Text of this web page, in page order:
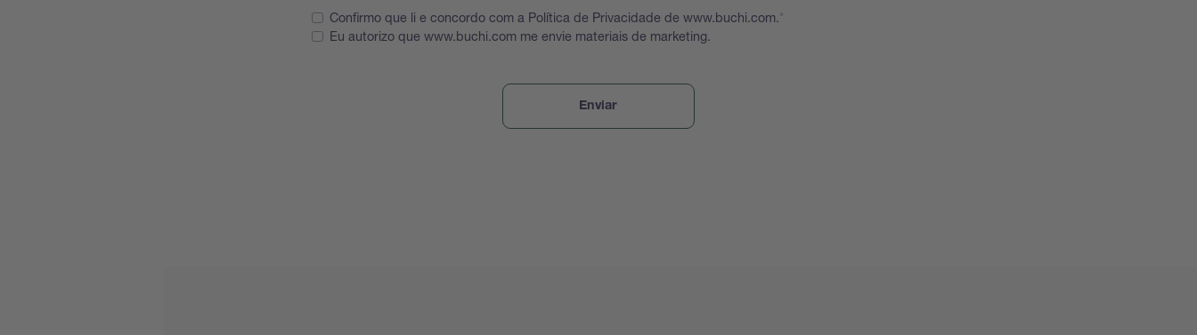
Confirmo que li e concordo com a Política de Privacidade de www.buchi.com.
Eu autorizo que www.buchi.com me envie materiais de marketing.